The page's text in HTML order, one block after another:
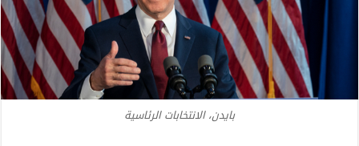
بايدن، الانتخابات الرئاسية